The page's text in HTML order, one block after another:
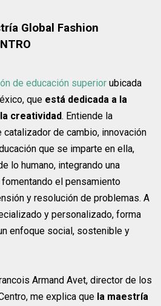
Global Fashion
de educación superiorubicada
que está dedicada a la
creatividad. Entiende la
de cambio, innovación
que se imparte en ella,
lo humano, integrando una
el pensamiento
y resolución de problemas. A
y personalizado, forma
enfoque social, sostenible y
Armand Avet, director de los
me explica que la maestría